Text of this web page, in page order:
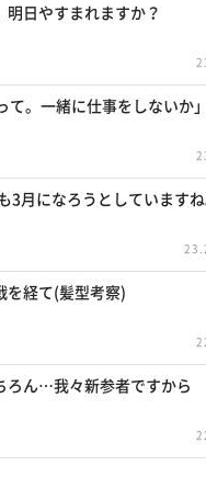
明日やすまれますか？
て。一緒に仕事をしないか」
3月になろうとしていますね
を経て(髪型考察)
ろん…我々新参者ですから